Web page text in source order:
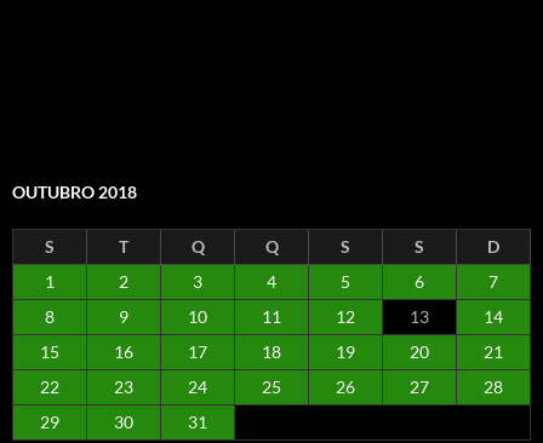
OUTUBRO 2018
S T Q Q S S
D
1
2 3 4 5 6
7
8
9 10 11 12 13
14
15
16 17 18 19 20
21
22
23 24 25 26 27
28
29
30
31